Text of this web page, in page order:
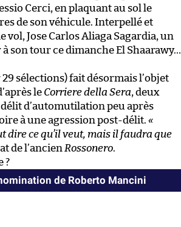
Cerci, en plaquant au sol le
de son véhicule. Interpellé et
Jose Carlos Aliaga Sagardia, un
à son tour ce dimanche El Shaarawy…
sélections) fait désormais l’objet
le Corriere della Sera, deux
d’automutilation peu après
à une agression post-délit. «
dire ce qu’il veut, mais il faudra que
de l’ancien Rossonero.
?
de Roberto Mancini